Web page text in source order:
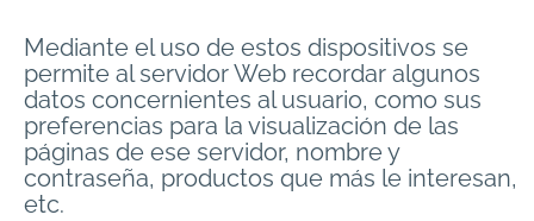
Mediante el uso de estos dispositivos se
permite al servidor Web recordar algunos
datos concernientes al usuario, como sus
preferencias para la visualización de las
páginas de ese servidor, nombre y
contraseña, productos que más le interesan,
etc.